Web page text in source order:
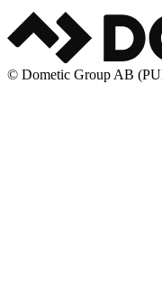
© Dometic Group AB